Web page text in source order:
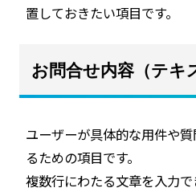
置しておきたい項目です。
お問合せ内容（テキ
ユーザーが具体的な用件や
るための項目です。
複数行にわたる文章を入力